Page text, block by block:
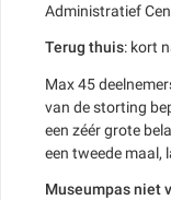
Administratief
Terug thuis: kort
Max 45
van de storting
een zéér grote
een tweede maal,
Museumpas niet